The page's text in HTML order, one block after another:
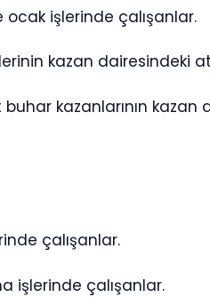
işlerinde çalışanlar.
kazan dairesindeki
kazanlarının
çalışanlar.
işlerinde çalışanlar.